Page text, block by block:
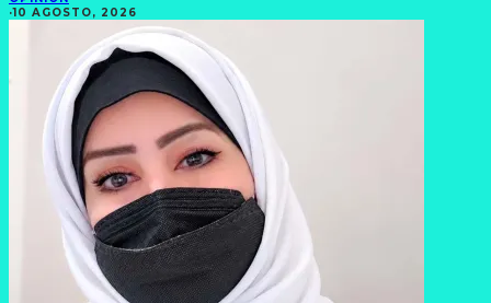
·10 AGOSTO, 2026